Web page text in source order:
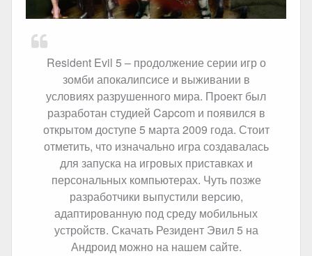
Resident Evil 5 – продолжение серии игр о
зомби апокалипсисе и выживании в
условиях разрушенного мира. Проект был
разработан студией Capcom и появился в
открытом доступе 5 марта 2009 года. Стоит
отметить, что изначально игра создавалась
для запуска на игровых приставках и
персональных компьютерах. Чуть позже
разработчики выпустили версию,
адаптированную под среду мобильных
устройств. Скачать Резидент Эвил 5 на
Андроид можно на нашем сайте.